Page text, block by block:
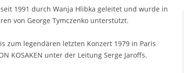
1991 durch Wanja Hlibka geleitet und wurde in
von George Tymczenko unterstützt.
zum legendären letzten Konzert 1979 in Paris
KOSAKEN unter der Leitung Serge Jaroffs.